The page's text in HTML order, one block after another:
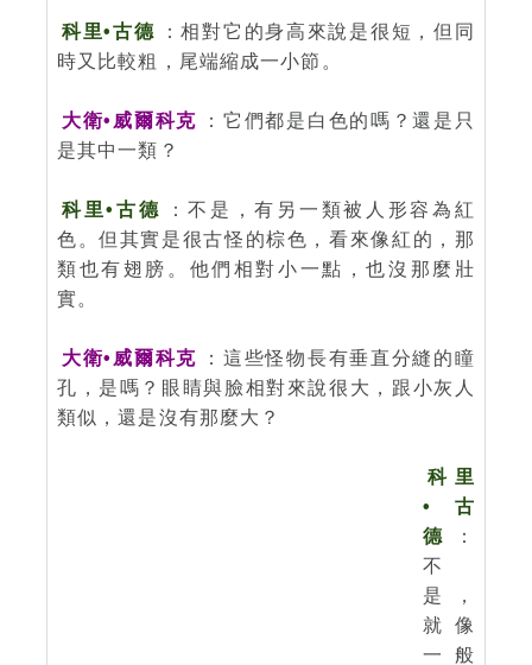
科里•古德
：相對它的身高來說是很短，但同
時又比較粗，尾端縮成一小節。
大衛•威爾科克
：它們都是白色的嗎？還是只
是其中一類？
科里•古德
：不是，有另一類被人形容為紅
色。但其實是很古怪的棕色，看來像紅的，那
類也有翅膀。他們相對小一點，也沒那麼壯
實。
大衛•威爾科克
：這些怪物長有垂直分縫的瞳
孔，是嗎？眼睛與臉相對來說很大，跟小灰人
類似，還是沒有那麼大？
科里
•古
德
：
不
是，
就像
一般